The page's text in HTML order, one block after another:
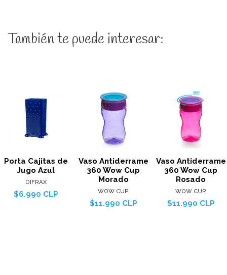
También te puede interesar:
Porta Cajitas de
Jugo Azul
DIFRAX
$6.990 CLP
Vaso Antiderrame
360 Wow Cup
Morado
WOW CUP
$11.990 CLP
Vaso Antiderrame
360 Wow Cup
Rosado
WOW CUP
$11.990 CLP